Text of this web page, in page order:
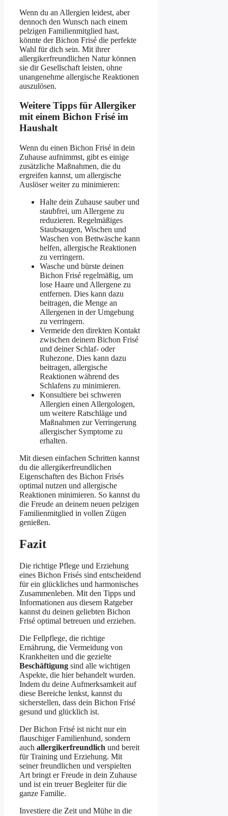
Wenn du an Allergien leidest, aber
dennoch den Wunsch nach einem
pelzigen Familienmitglied hast,
könnte der Bichon Frisé die perfekte
Wahl für dich sein. Mit ihrer
allergikerfreundlichen Natur können
sie dir Gesellschaft leisten, ohne
unangenehme allergische Reaktionen
auszulösen.
Weitere Tipps für Allergiker
mit einem Bichon Frisé im
Haushalt
Wenn du einen Bichon Frisé in dein
Zuhause aufnimmst, gibt es einige
zusätzliche Maßnahmen, die du
ergreifen kannst, um allergische
Auslöser weiter zu minimieren:
Halte dein Zuhause sauber und
staubfrei, um Allergene zu
reduzieren. Regelmäßiges
Staubsaugen, Wischen und
Waschen von Bettwäsche kann
helfen, allergische Reaktionen
zu verringern.
Wasche und bürste deinen
Bichon Frisé regelmäßig, um
lose Haare und Allergene zu
entfernen. Dies kann dazu
beitragen, die Menge an
Allergenen in der Umgebung
zu verringern.
Vermeide den direkten Kontakt
zwischen deinem Bichon Frisé
und deiner Schlaf- oder
Ruhezone. Dies kann dazu
beitragen, allergische
Reaktionen während des
Schlafens zu minimieren.
Konsultiere bei schweren
Allergien einen Allergologen,
um weitere Ratschläge und
Maßnahmen zur Verringerung
allergischer Symptome zu
erhalten.
Mit diesen einfachen Schritten kannst
du die allergikerfreundlichen
Eigenschaften des Bichon Frisés
optimal nutzen und allergische
Reaktionen minimieren. So kannst du
die Freude an deinem neuen pelzigen
Familienmitglied in vollen Zügen
genießen.
Fazit
Die richtige Pflege und Erziehung
eines Bichon Frisés sind entscheidend
für ein glückliches und harmonisches
Zusammenleben. Mit den Tipps und
Informationen aus diesem Ratgeber
kannst du deinen geliebten Bichon
Frisé optimal betreuen und erziehen.
Die Fellpflege, die richtige
Ernährung, die Vermeidung von
Krankheiten und die gezielte
Beschäftigung sind alle wichtigen
Aspekte, die hier behandelt wurden.
Indem du deine Aufmerksamkeit auf
diese Bereiche lenkst, kannst du
sicherstellen, dass dein Bichon Frisé
gesund und glücklich ist.
Der Bichon Frisé ist nicht nur ein
flauschiger Familienhund, sondern
auch allergikerfreundlich und bereit
für Training und Erziehung. Mit
seiner freundlichen und verspielten
Art bringt er Freude in dein Zuhause
und ist ein treuer Begleiter für die
ganze Familie.
Investiere die Zeit und Mühe in die